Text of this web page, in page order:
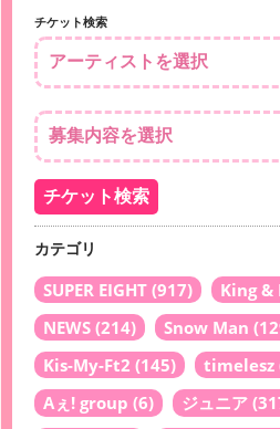
チケット検索
カテゴリ
SUPER EIGHT (917) King &
NEWS (214) Snow Man
Kis-My-Ft2 (145) timelesz
Aぇ! group (6) ジュニア